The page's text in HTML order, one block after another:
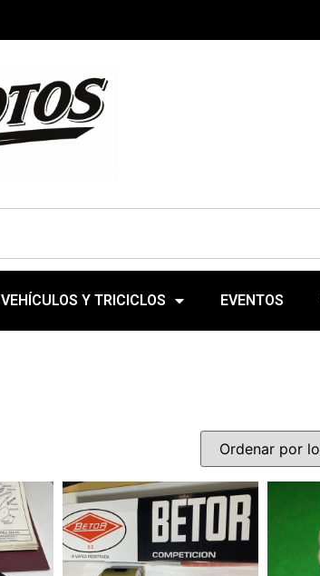
VEHÍCULOS Y TRICICLOS EVENTOS